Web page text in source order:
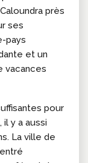
près
ses
pays
et un
vacances
pour
y a aussi
La ville de